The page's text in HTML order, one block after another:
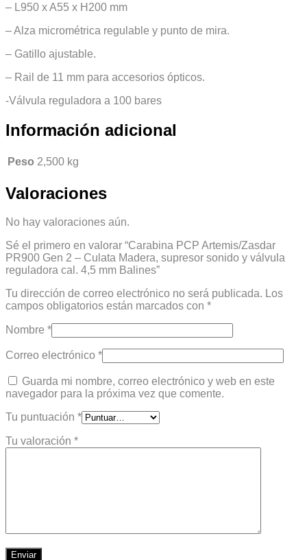
– L950 x A55 x H200 mm
– Alza micrométrica regulable y punto de mira.
– Gatillo ajustable.
– Rail de 11 mm para accesorios ópticos.
-Válvula reguladora a 100 bares
Información adicional
Peso 2,500 kg
Valoraciones
No hay valoraciones aún.
Sé el primero en valorar “Carabina PCP Artemis/Zasdar
PR900 Gen 2 – Culata Madera, supresor sonido y válvula
reguladora cal. 4,5 mm Balines”
Tu dirección de correo electrónico no será publicada. Los
campos obligatorios están marcados con *
Nombre *
Correo electrónico *
Guarda mi nombre, correo electrónico y web en este
navegador para la próxima vez que comente.
Tu puntuación *
Tu valoración *